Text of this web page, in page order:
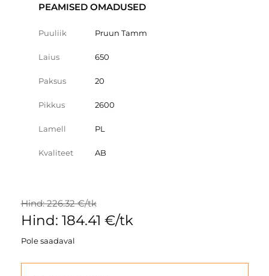
PEAMISED OMADUSED
Puuliik Pruun Tamm
Laius 650
Paksus 20
Pikkus 2600
Lamell PL
Kvaliteet AB
Hind: 226.32 €/tk
Hind: 184.41 €/tk
Pole saadaval